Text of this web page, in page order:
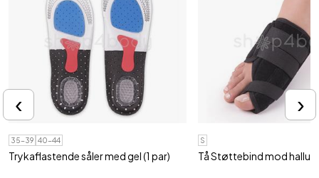
35-39 40-44
Trykaflastende såler med gel (1 par)
S
Tå Støttebind mod hallux
‹ ›